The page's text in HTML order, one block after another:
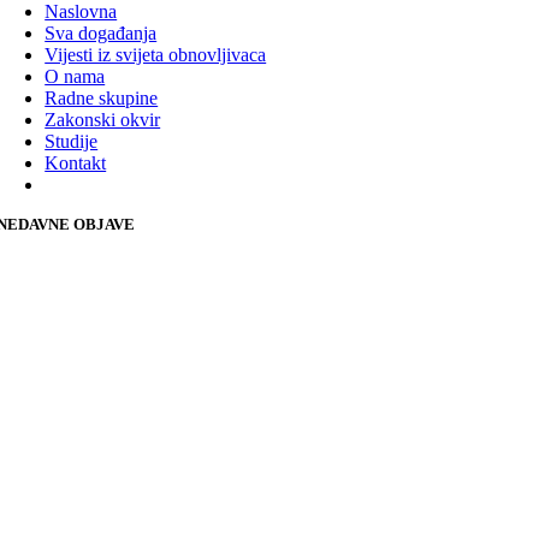
Naslovna
Sva događanja
Vijesti iz svijeta obnovljivaca
O nama
Radne skupine
Zakonski okvir
Studije
Kontakt
OBJAVE